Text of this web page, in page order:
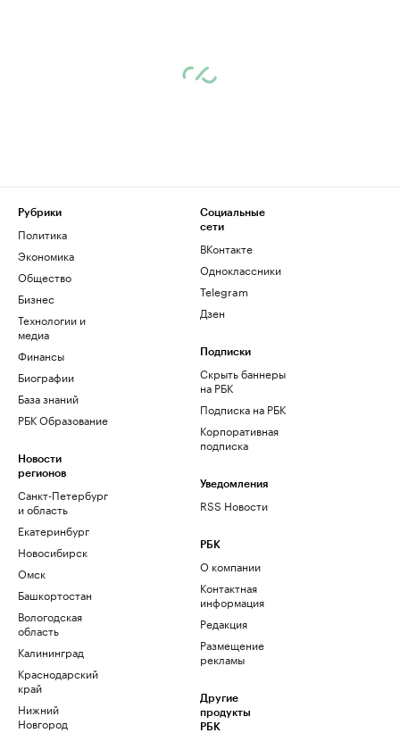
Рубрики
Политика
Экономика
Общество
Бизнес
Технологии и
медиа
Финансы
Биографии
База знаний
РБК Образование
Новости
регионов
Санкт-Петербург
и область
Екатеринбург
Новосибирск
Омск
Башкортостан
Вологодская
область
Калининград
Краснодарский
край
Нижний
Новгород
Социальные
сети
ВКонтакте
Одноклассники
Telegram
Дзен
Подписки
Скрыть баннеры
на РБК
Подписка на РБК
Корпоративная
подписка
Уведомления
RSS Новости
РБК
О компании
Контактная
информация
Редакция
Размещение
рекламы
Другие
продукты
РБК